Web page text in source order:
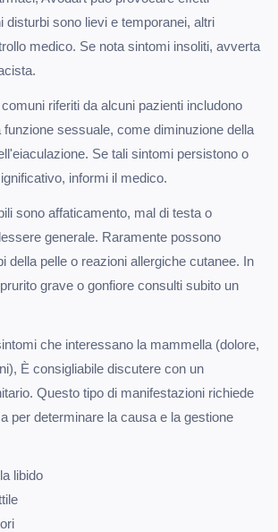
disturbi sono lievi e temporanei, altri
medico. Se nota sintomi insoliti, avverta
riferiti da alcuni pazienti includono
sessuale, come diminuzione della
Se tali sintomi persistono o
informi il medico.
sono affaticamento, mal di testa o
generale. Raramente possono
della pelle o reazioni allergiche cutanee. In
grave o gonfiore consulti subito un
che interessano la mammella (dolore,
È consigliabile discutere con un
Questo tipo di manifestazioni richiede
per determinare la causa e la gestione
libido